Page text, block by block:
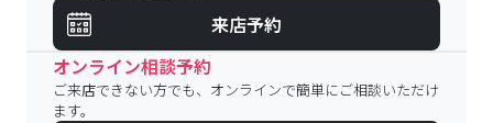
来店予約
オンライン相談予約
ご来店できない方でも、オンラインで簡単にご相談いただけ
ます。